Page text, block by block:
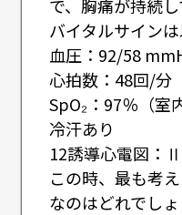
で、胸痛が持続し
バイタルサインは
血圧：92/58
心拍数：48回/分
SpO₂：97％（室
冷汗あり
12誘導心電図：
この時、最も考
なのはどれでしょ